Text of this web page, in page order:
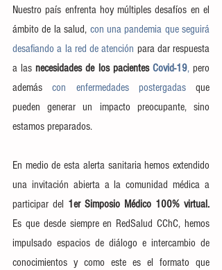
Nuestro país enfrenta hoy múltiples desafíos en el
ámbito de la salud, con una pandemia que seguirá
desafiando a la red de atención para dar respuesta
a las necesidades de los pacientes Covid-19, pero
además con enfermedades postergadas que
pueden generar un impacto preocupante, sino
estamos preparados.
En medio de esta alerta sanitaria hemos extendido
una invitación abierta a la comunidad médica a
participar del 1er Simposio Médico 100% virtual.
Es que desde siempre en RedSalud CChC, hemos
impulsado espacios de diálogo e intercambio de
conocimientos y como este es el formato que